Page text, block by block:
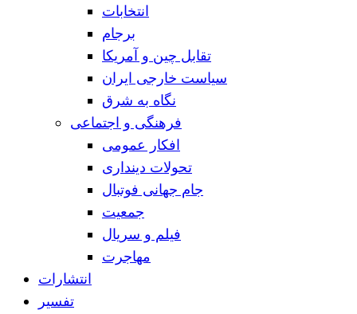
انتخابات
برجام
تقابل چین و آمریکا
سیاست خارجی ایران
نگاه به شرق
فرهنگی و اجتماعی
افکار عمومی
تحولات دینداری
جام جهانی فوتبال
جمعیت
فیلم و سریال
مهاجرت
انتشارات
تفسیر